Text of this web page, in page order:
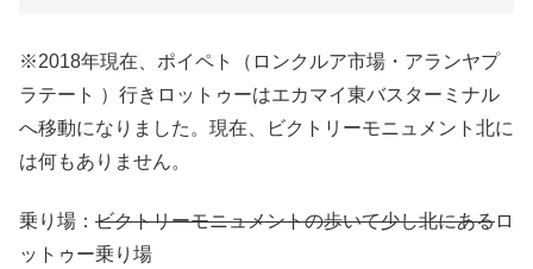
※2018年現在、ポイペト（ロンクルア市場・アランヤプ
ラテート ）行きロットゥーはエカマイ東バスターミナル
へ移動になりました。現在、ビクトリーモニュメント北に
は何もありません。
乗り場： ビクトリーモニュメントの歩いて少し北にあるロ
ットゥー乗り場